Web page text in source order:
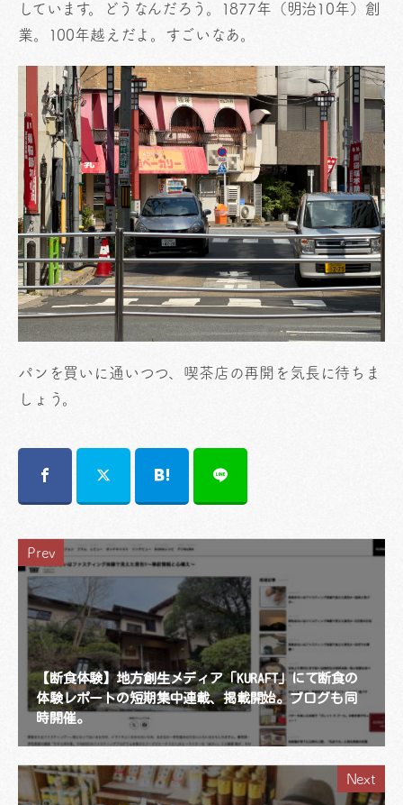
しています。どうなんだろう。1877年（明治10年）創
業。100年越えだよ。すごいなあ。
パンを買いに通いつつ、喫茶店の再開を気長に待ちま
しょう。
Prev
【断食体験】地方創生メディア「KURAFT」にて断食の
体験レポートの短期集中連載、掲載開始。ブログも同
時開催。
Next